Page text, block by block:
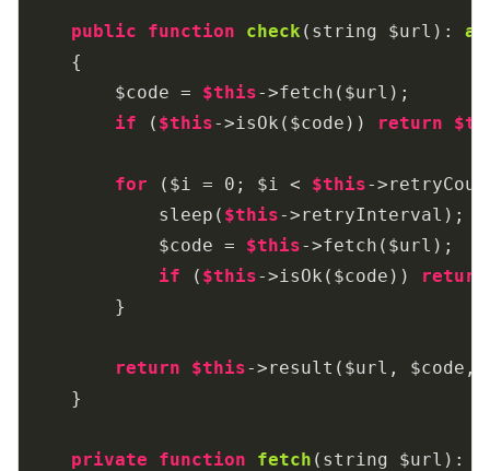
public function check (string $url) :
{
        $code =
$this->fetch($url);
if ( $this->isOk($code)) return
for ($i = 0 ; $i < $this-
            sleep(
$this->retryInterval);
            $code =
$this->fetch($url);
if ( $this->isOk($code))
return
        }
return $this->result($url, $code,
    }
private function fetch (string $url) :